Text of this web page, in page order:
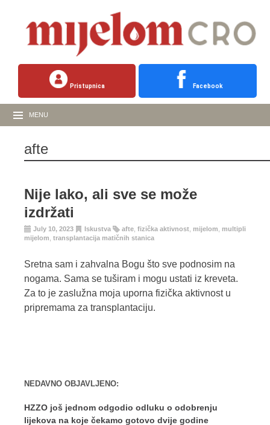
Pristupnica Facebook
MENU
afte
Nije lako, ali sve se može
izdržati
July 10, 2023 Iskustva afte fizička aktivnost mijelom
multipli
mijelom transplantacija matičnih stanica
Sretna sam i zahvalna Bogu što sve podnosim na
nogama. Sama se tuširam i mogu ustati iz kreveta.
Za to je zaslužna moja uporna fizička aktivnost u
pripremama za transplantaciju.
NEDAVNO OBJAVLJENO:
HZZO još jednom odgodio odluku o odobrenju
lijekova na koje čekamo gotovo dvije godine